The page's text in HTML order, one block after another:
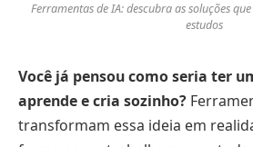
Ferramentas de IA: descubra as soluções
estudos
Você já pensou como seria ter
aprende e cria sozinho?
transformam essa ideia em